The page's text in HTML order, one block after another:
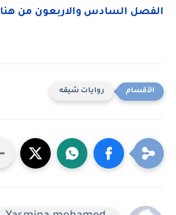
الفصل السادس والاربعون من هنا
روايات شيقه